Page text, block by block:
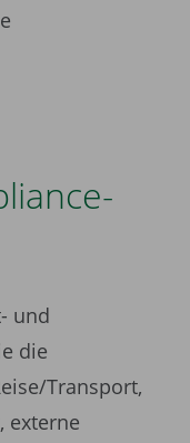
und
die
Transport,
externe